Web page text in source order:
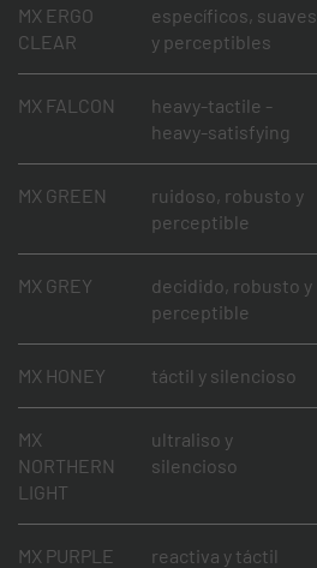
MX ERGO
CLEAR
específicos, suaves
y perceptibles
MX FALCON
heavy-tactile -
heavy-satisfying
MX GREEN
ruidoso, robusto y
perceptible
MX GREY
decidido, robusto y
perceptible
MX HONEY táctil y silencioso
MX
NORTHERN
LIGHT
ultraliso y
silencioso
MX PURPLE reactiva y táctil